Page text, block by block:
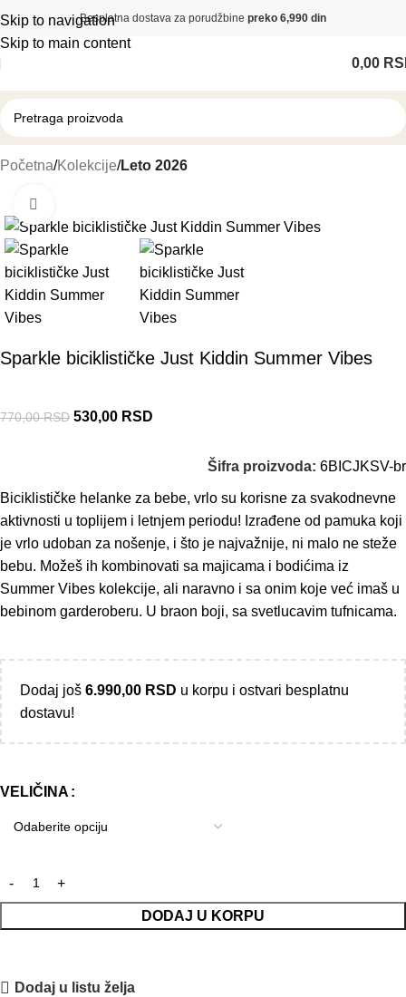
Skip to navigation
Skip to main content
Besplatna dostava za porudžbine preko 6,990 din
0,00
Početna Kolekcije Leto 2026
Sparkle biciklističke Just Kiddin Summer Vibes
770,00RSD 530,00 RSD
Šifra proizvoda: 6BICJKSV-br
Biciklističke helanke za bebe, vrlo su korisne za svakodnevne
aktivnosti u toplijem i letnjem periodu! Izrađene od pamuka koji
je vrlo udoban za nošenje, i što je najvažnije, ni malo ne steže
bebu. Možeš ih kombinovati sa majicama i bodićima iz
Summer Vibes kolekcije, ali naravno i sa onim koje već imaš u
bebinom garderoberu. U braon boji, sa svetlucavim tufnicama.
Dodaj još 6.990,00 RSD u korpu i ostvari besplatnu
dostavu!
VELIČINA
DODAJ U KORPU
Dodaj u listu želja